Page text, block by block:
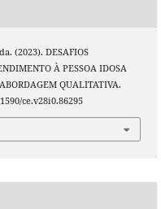
(2023). DESAFIOS
À PESSOA IDOSA
QUALITATIVA.
ce.v28i0.86295